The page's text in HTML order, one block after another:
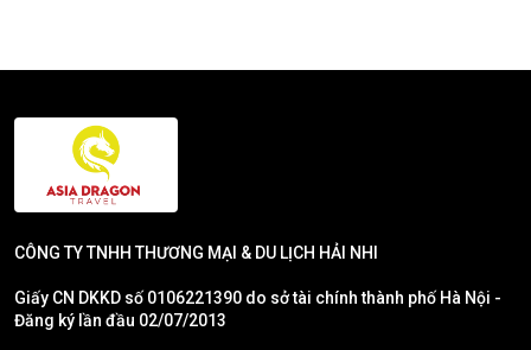
CÔNG TY TNHH THƯƠNG MẠI & DU LỊCH HẢI NHI
Giấy CN DKKD số 0106221390 do sở tài chính thành phố Hà Nội -
Đăng ký lần đầu 02/07/2013